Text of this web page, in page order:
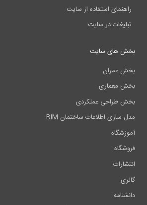
راهنمای استفاده از سایت
تبلیغات در سایت
بخش های سایت
بخش عمران
بخش معماری
بخش طراحی عملکردی
مدل سازی اطلاعات ساختمان BIM
آموزشگاه
فروشگاه
انتشارات
گالری
دانشنامه